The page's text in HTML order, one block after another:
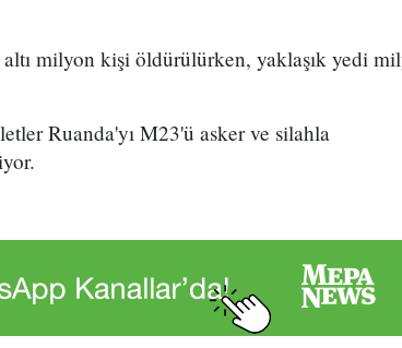
milyon kişi öldürülürken, yaklaşık yedi
Ruanda'yı M23'ü asker ve silahla